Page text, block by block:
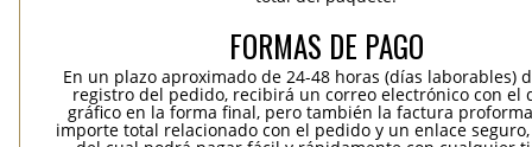
FORMAS DE PAGO
En un plazo aproximado de 24-48 horas (días laborables)
registro del pedido, recibirá un correo electrónico con el
gráfico en la forma final, pero también la factura
importe total relacionado con el pedido y un enlace